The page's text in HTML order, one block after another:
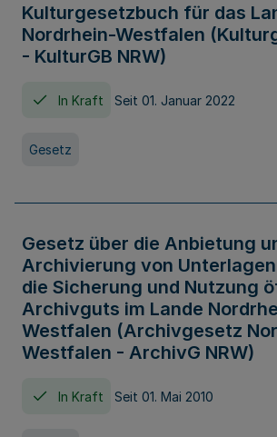
Kulturgesetzbuch für das
Nordrhein-Westfalen
- KulturGB NRW)
In Kraft Seit 01. Januar 2022
Gesetz
Gesetz über die Anbietung
Archivierung von
die Sicherung und Nutzung
Archivguts im Lande
Westfalen (Archivgesetz
Westfalen - ArchivG NRW)
In Kraft Seit 01. Mai 2010